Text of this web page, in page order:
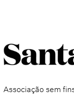
Associação sem